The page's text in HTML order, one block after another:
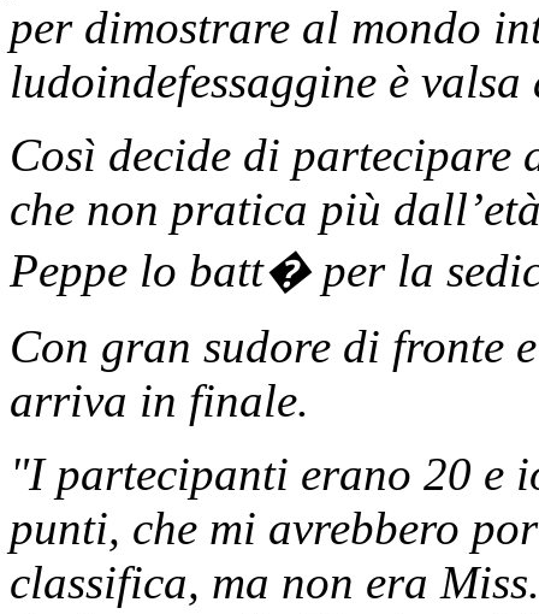
per dimostrare al mondo
ludoindefessaggine è
Così decide di partecipare
che non pratica più
Peppe lo batt� per la
Con gran sudore di fronte
arriva in finale.
"I partecipanti erano 20 e
punti, che mi avrebbero
classifica, ma non era